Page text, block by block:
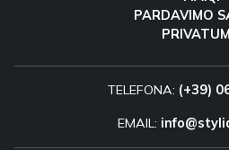
PARDAVIMO
TELEFONA: (+39)
EMAIL: